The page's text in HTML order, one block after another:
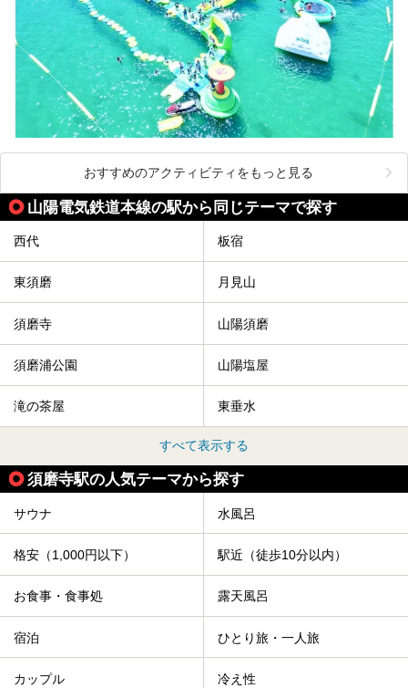
おすすめのアクティビティをもっと見る
山陽電気鉄道本線の駅から同じテーマで探す
西代 板宿
東須磨 月見山
須磨寺 山陽須磨
須磨浦公園 山陽塩屋
滝の茶屋 東垂水
すべて表示する
須磨寺駅の人気テーマから探す
サウナ 水風呂
格安（1,000円以下） 駅近（徒歩10分以内）
お食事・食事処 露天風呂
宿泊 ひとり旅・一人旅
カップル 冷え性